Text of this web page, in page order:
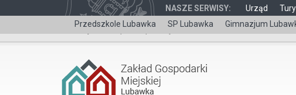
NASZE SERWISY: Urząd
Przedszkole Lubawka
SP Lubawka Gimnazjum
Wersja dla niepełnosprawnych